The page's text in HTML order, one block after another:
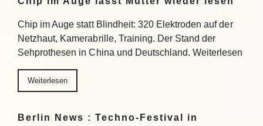
Chip im Auge statt Blindheit: 320 Elektroden auf der
Netzhaut, Kamerabrille, Training. Der Stand der
Sehprothesen in China und Deutschland. Weiterlesen
Weiterlesen
Berlin News : Techno-Festival in